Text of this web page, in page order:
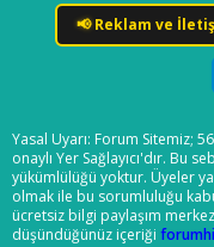
📢Reklam ve
Yasal Uyarı: Forum Sitemiz;
onaylı Yer Sağlayıcı'dır. Bu
yükümlülüğü yoktur. Üyeler
olmak ile bu sorumluluğu
ücretsiz bilgi paylaşım
düşündüğünüz içeriği